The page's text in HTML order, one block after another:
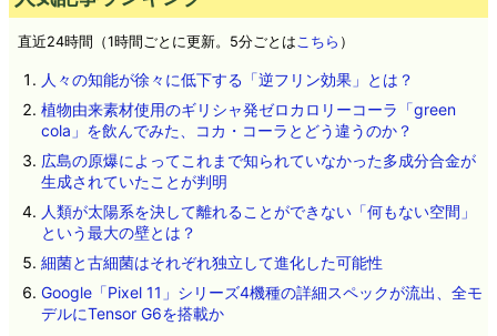
直近24時間（1時間ごとに更新。5分ごとは こちら ）
人々の知能が徐々に低下する「逆フリン効果」とは？
植物由来素材使用のギリシャ発ゼロカロリーコーラ「green
cola」を飲んでみた、コカ・コーラとどう違うのか？
広島の原爆によってこれまで知られていなかった多成分合金が
生成されていたことが判明
人類が太陽系を決して離れることができない「何もない空間」
という最大の壁とは？
細菌と古細菌はそれぞれ独立して進化した可能性
Google「Pixel 11」シリーズ4機種の詳細スペックが流出、全モ
デルにTensor G6を搭載か